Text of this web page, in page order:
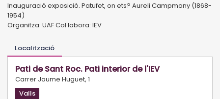
Inauguració exposició. Patufet, on ets? Aureli Campmany (1868-
1954)
Organitza: UAF Col·labora: IEV
Localització
Pati de Sant Roc. Pati interior de l'IEV
Carrer Jaume Huguet, 1
Valls